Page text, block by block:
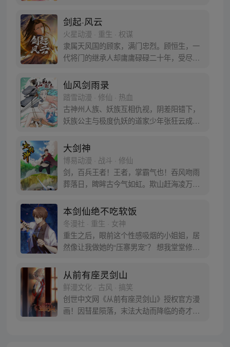
世的遗憾，今生，一定要弥补。待到灵剑长
啸之时，天地三界，我为至尊！ 且看废物少
主如何闯荡大陆、遭奇遇，成为叱咤风云的
至尊天帝。（漫画粉丝群：534222491）
剑起·风云
火星动漫 · 重生 · 权谋
隶属天风国的顾家，满门忠烈。顾恒生，一
代将门的继承人却庸庸碌碌二十年，受尽无
了前世记忆。 令他感到头疼的是，他做了很
多混账事。但事情既然已经发生，他将会继
续披着纨绔的外衣，手持三尺青锋，掀起天
下之势。
仙风剑雨录
踏雪动漫 · 修仙 · 热血
古神州人族、妖族互相仇视，阴差阳错下，
妖族公主与极度仇妖的道家少年张狂云成为
纷争，同门黑手，复仇怒焰，阴谋罗网，血
火嫁衣，编织成一个最心动的仙侠传奇。
大剑神
博易动漫 · 战斗 · 修仙
剑，百兵王者！王者，掌霸气也！吞风吻雨
葬落日，睥眸古今气如虹。欺山赶海凌万
沉！少年方昊天天生剑心，因祸得福，获无
上神功，修无双剑法。情深美女万世伴，热
血兄弟万世随。三尺长剑刺苍穹，舞长天，
斩日月，覆天地，登剑道彼岸，傲剑九重
本剑仙绝不吃软饭
冬漫社 · 重生 · 女神
重生之后，眼前这个性感吸烟的小姐姐，居
然像让我做她的“压寨男宠”？ 想我堂堂修仙
沉迷美色！ 看我如何翻手为云覆手为雨，在
女人们的世界闯出一片天！ ①群已满，请加
②群：1048832488 ③群：1017377937 ④
群：725164854 【每周二、六更新！】
从前有座灵剑山
鲜漫文化 · 古风 · 搞笑
创世中文网《从前有座灵剑山》授权官方漫
画！因彗星陨落，末法大劫而降临的奇才，